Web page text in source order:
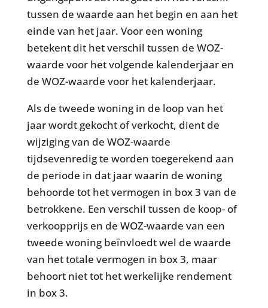
tussen de waarde aan het begin en aan het
einde van het jaar. Voor een woning
betekent dit het verschil tussen de WOZ-
waarde voor het volgende kalenderjaar en
de WOZ-waarde voor het kalenderjaar.
Als de tweede woning in de loop van het
jaar wordt gekocht of verkocht, dient de
wijziging van de WOZ-waarde
tijdsevenredig te worden toegerekend aan
de periode in dat jaar waarin de woning
behoorde tot het vermogen in box 3 van de
betrokkene. Een verschil tussen de koop- of
verkoopprijs en de WOZ-waarde van een
tweede woning beïnvloedt wel de waarde
van het totale vermogen in box 3, maar
behoort niet tot het werkelijke rendement
in box 3.